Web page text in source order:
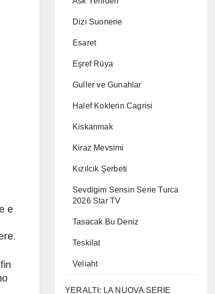
e
Dizi Suonerie
Esaret
Eşref Rüya
Guller ve Gunahlar
Halef Koklerin Cagrisi
Kiskanmak
Kiraz Mevsimi
Kızılcık Şerbeti
Sevdigim Sensin Serie Turca
2026 Star TV
Tasacak Bu Deniz
Teskilat
Veliaht
YERALTI: LA NUOVA SERIE